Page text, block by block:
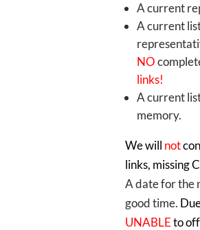
A current
A current
NO
links!
A current
memory.
We will not
links, missing
A date for the
good time.
UNABLEto